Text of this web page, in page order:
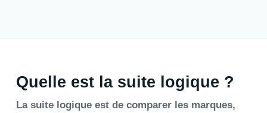
Quelle est la suite logique ?
La suite logique est de comparer les marques,